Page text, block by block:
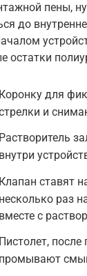
пены,
до
остатки
Коронку для
и
Растворитель
внутри
Клапан ставят
несколько раз
вместе с
Пистолет,
промывают